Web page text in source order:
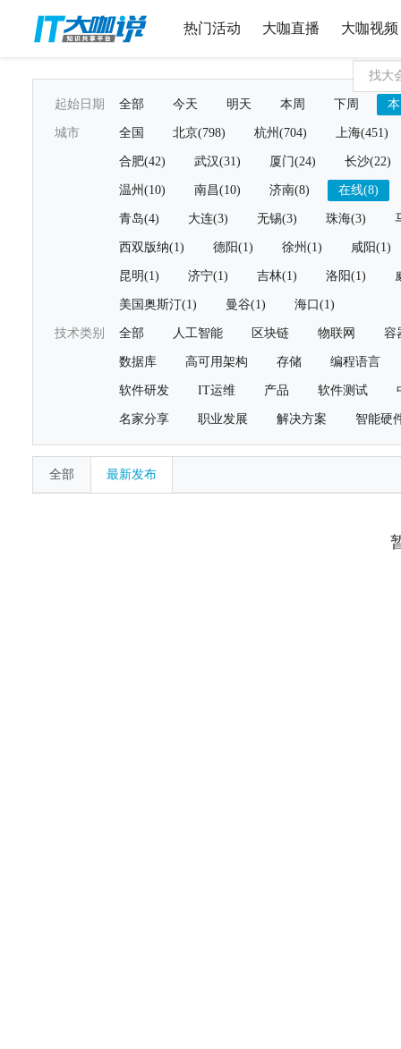
热门活动 大咖直播 大咖视频
起始日期 全部 今天 明天 本周 下周
城市 全国 北京(798) 杭州(704) 上海(451)
合肥(42) 武汉(31) 厦门(24) 长沙(22)
温州(10) 南昌(10) 济南(8) 在线(8)
青岛(4) 大连(3) 无锡(3) 珠海(3)
西双版纳(1) 德阳(1) 徐州(1) 咸阳(1)
昆明(1) 济宁(1) 吉林(1) 洛阳(1)
美国奥斯汀(1) 曼谷(1) 海口(1)
技术类别 全部 人工智能 区块链 物联网 容
数据库 高可用架构 存储 编程语言
软件研发 IT运维 产品 软件测试
名家分享 职业发展 解决方案 智能硬
全部 最新发布